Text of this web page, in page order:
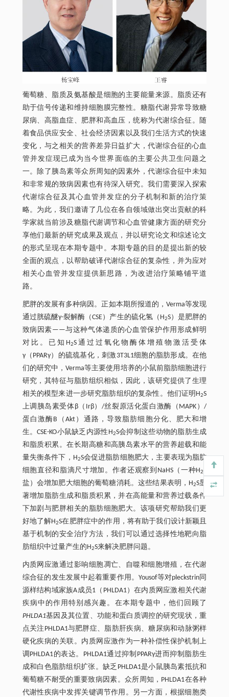
葡萄糖、脂质及氨基酸是细胞的主要能量来源。脂质还有
助于信号传递和维持细胞膜完整性。糖脂代谢异常导致糖
尿病、高脂血症、肥胖和高血压，统称为代谢综合征。随
着食品供应安全、社会经济因素以及我们生活方式的快速
变化，与之相关的营养差异日益扩大，代谢综合征的心血
管并发症现已成为当今世界面临的主要公共卫生问题之
一。除了胰岛素等众所周知的因素外，代谢综合征中未知
和非常规的致病因素也有待深入研究。我们需要深入探索
代谢综合征及其心血管并发症的分子机制和新的治疗策
略。为此，我们邀请了几位在各自领域做出突出贡献的科
学家就当前涉及糖脂代谢调节和心血管健康方面的研究分
享他们最新的研究成果及观点，并以研究论文和综述论文
的形式呈现在本期专题中。本期专题的目的是提出新的较
全面的观点，以帮助破译代谢综合征的复杂性，并为应对
相关心血管并发症提供新思路，为改进治疗策略铺平道
路。
肥胖的发展有多种病因。正如本期所报道的，Verma等发现
通过胱硫醚γ-裂解酶（CSE）产生的硫化氢（H2S）是肥胖的
致病因素——与这种气体递质的心血管保护作用形成鲜明
对比。已知H2S通过过氧化物酶体增殖物激活受体
γ（PPARγ）的硫巯基化，刺激3T3L1细胞的脂肪形成。在他
们的研究中，Verma等主要使用培养的小鼠前脂肪细胞进行
研究，其特征与脂肪组织相似，因此，该研究提供了生理
相关的模型来进一步研究脂肪组织的复杂性。他们证明H2S
上调胰岛素受体β（Irβ）/丝裂原活化蛋白激酶（MAPK）/
蛋白激酶B（Akt）通路，导致脂肪细胞分化、肥大和增
生。CSE-KO小鼠缺乏内源性H2S会抑制这些动物的脂肪生成
和脂质积累。在长期高糖和高胰岛素水平的营养超载和能
量失衡条件下，H2S会促进脂肪细胞肥大，主要表现为脂肪
细胞直径和脂滴尺寸增加。作者还观察到NaHS（一种H2
盐）会增加肥大细胞的葡萄糖消耗。这些结果表明，H2S显
著增加脂肪生成和脂质积累，并在高能量和营养过载条件
下加剧与肥胖相关的脂肪细胞肥大。该项研究帮助我们更
好地了解H2S在肥胖症中的作用，将有助于我们设计新颖且
基于机制的安全治疗方法，我们可以通过选择性地靶向脂
肪组织中过量产生的H2S来解决肥胖问题。
内质网应激通过影响细胞凋亡、自噬和细胞增殖，在代谢
综合征的发生发展中起着重要作用。Yousof等对pleckstrin同
源样结构域家族A成员1（PHLDA1）在内质网应激相关代谢
疾病中的作用特别感兴趣。在本期专题中，他们回顾了
PHLDA1基因及其位置、功能和蛋白质调控的研究现状，重
点关注PHLDA1与肥胖症、脂肪肝疾病、糖尿病和动脉粥样
硬化疾病的关联。内质网应激作为一种补偿性保护机制上
调PHLDA1的表达。PHLDA1通过抑制PPARγ进而抑制脂肪生
成和白色脂肪组织扩张。缺乏PHLDA1是小鼠胰岛素抵抗和
葡萄糖不耐受的重要致病因素。众所周知，PHLDA1在各种
代谢性疾病中发挥关键调节作用。另一方面，根据细胞类